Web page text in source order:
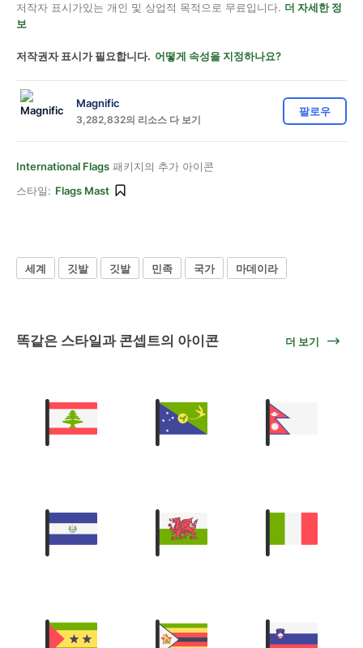
저작자 표시가있는 개인 및 상업적 목적으로 무료입니다. 더 자세한 정
보
저작권자 표시가 필요합니다. 어떻게 속성을 지정하나요?
Magnific
3,282,832의 리소스 다 보기
팔로우
International Flags 패키지의 추가 아이콘
스타일: Flags Mast
세계 깃발 깃발 민족 국가 마데이라
똑같은 스타일과 콘셉트의 아이콘 더 보기